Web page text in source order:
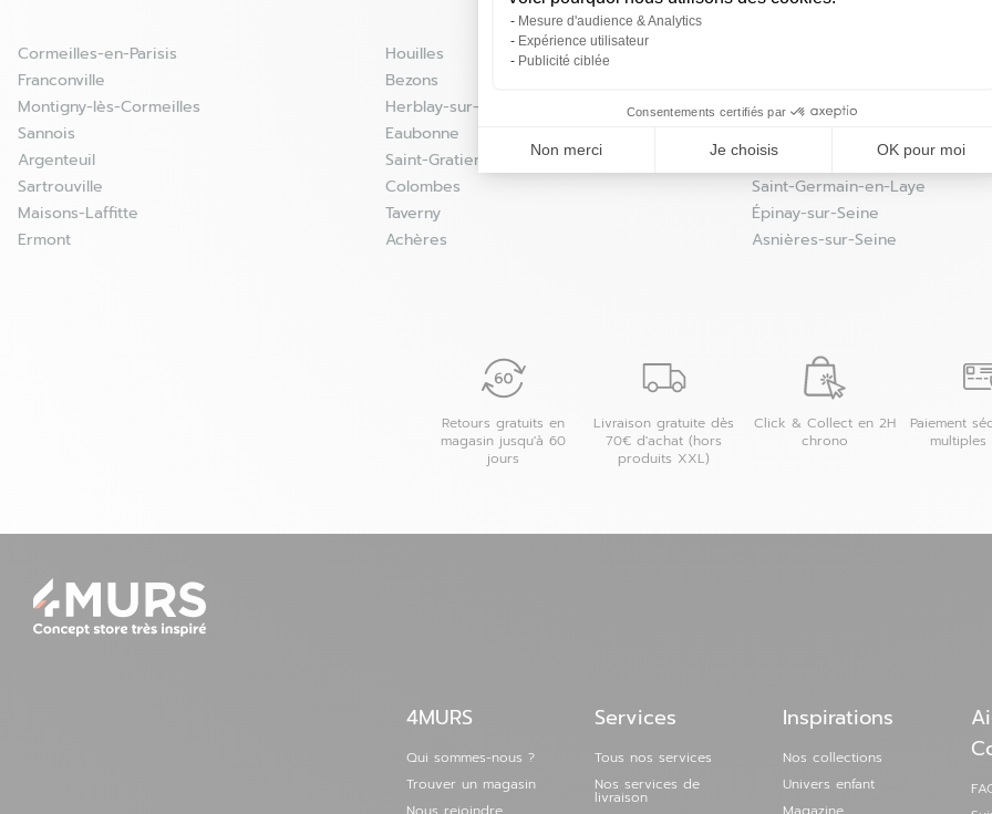
Mesure d'audience & Analytics
Expérience utilisateur
Publicité ciblée
Consentements certifiés par
Non merci Je choisis OK pour moi
34.62
km
60740 Saint Maximin
03 44 24 08 74
Voir la fiche magasin
Définir comme magasin préféré
5
Définir comme magasin préféré
39.84 91700 Sainte Geneviève des Bois
01 69 04 84 39
Cormeilles-en-Parisis
Franconville
Montigny-lès-Cormeilles
Sannois
Argenteuil
Sartrouville
Maisons-Laffitte
Ermont
Houilles
Bezons
Herblay-sur-Seine
Eaubonne
Saint-Gratien
Colombes
Taverny
Achères
Bois-Colombes
Conflans-Sainte-Honorine
Saint-Germain-en-Laye
Épinay-sur-Seine
Asnières-sur-Seine
Retours gratuits en
magasin jusqu'à 60
jours
Livraison gratuite dès
70€ d'achat (hors
produits XXL)
Click & Collect en 2H
chrono
Paiement
4MURS
Qui sommes-nous ?
Trouver un magasin
Services
Tous nos services
Nos services de
livraison
Inspirations
Nos collections
Univers enfant